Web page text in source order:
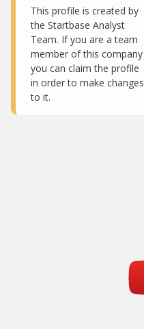
This profile is created by
the Startbase Analyst
Team. If you are a team
member of this company
you can claim the profile
in order to make changes
to it.